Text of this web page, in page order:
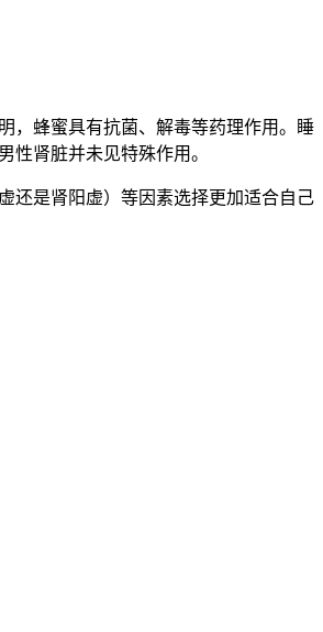
，蜂蜜具有抗菌、解毒等药理作用。睡
肾脏并未见特殊作用。
还是肾阳虚）等因素选择更加适合自己